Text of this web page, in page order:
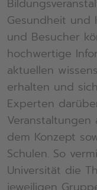
Gesundheit und
und Besucher
hochwertige
aktuellen
erhalten und
Experten
dem Konzept
Schulen. So
Universität die